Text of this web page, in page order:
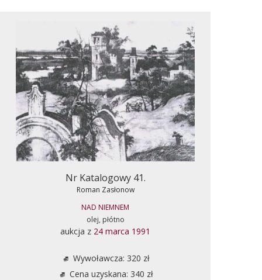
Nr Katalogowy 41.
Roman Zasłonow
NAD NIEMNEM
olej, płótno
aukcja z 24 marca 1991
Wywoławcza: 320 zł
Cena uzyskana: 340 zł